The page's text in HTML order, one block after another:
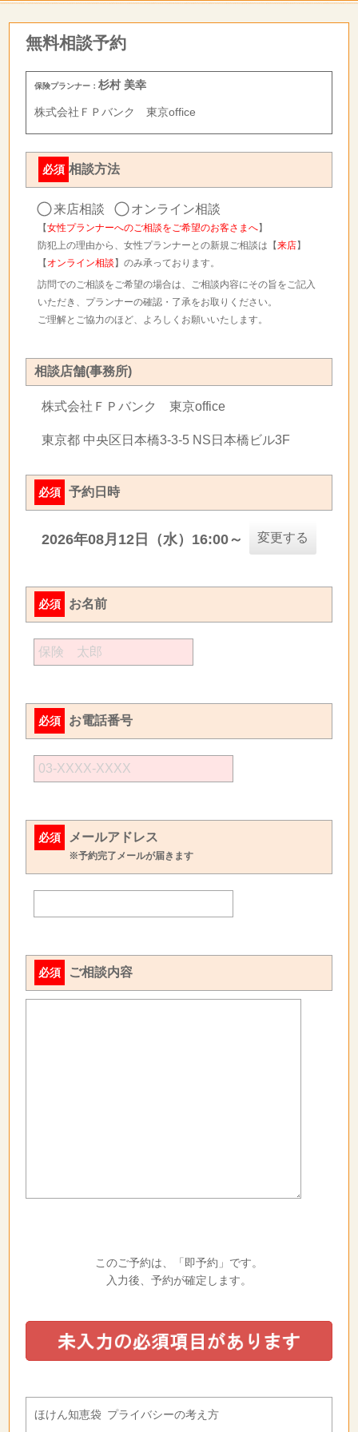
無料相談予約
保険プランナー：杉村 美幸
株式会社ＦＰバンク 東京office
必須 相談方法
来店相談 オンライン相談
【女性プランナーへのご相談をご希望のお客さまへ】
防犯上の理由から、女性プランナーとの新規ご相談は【来店】
【 オンライン相談 】のみ承っております。
訪問でのご相談をご希望の場合は、ご相談内容にその旨をご記入
いただき、プランナーの確認・了承をお取りください。
ご理解とご協力のほど、よろしくお願いいたします。
相談店舗(事務所)
株式会社ＦＰバンク 東京office
東京都 中央区日本橋3-3-5 NS日本橋ビル3F
必須 予約日時
2026年08月12日（水）16:00～ 変更する
必須 お名前
必須 お電話番号
必須 メールアドレス
※予約完了メールが届きます
必須 ご相談内容
このご予約は、「即予約」です。
入力後、予約が確定します。
ほけん知恵袋 プライバシーの考え方